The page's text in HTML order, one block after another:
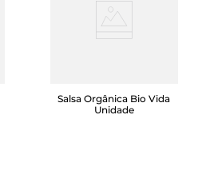
Salsa Orgânica Bio Vida
Unidade